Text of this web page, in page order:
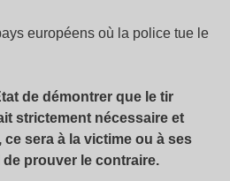
européens où la police tue le
de démontrer que le tir
strictement nécessaire et
sera à la victime ou à ses
prouver le contraire.